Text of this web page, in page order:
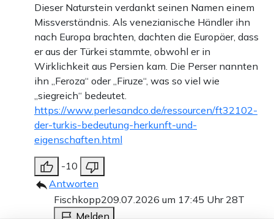
Dieser Naturstein verdankt seinen Namen einem
Missverständnis. Als venezianische Händler ihn
nach Europa brachten, dachten die Europäer, dass
er aus der Türkei stammte, obwohl er in
Wirklichkeit aus Persien kam. Die Perser nannten
ihn „Feroza“ oder „Firuze“, was so viel wie
„siegreich“ bedeutet.
https://www.perlesandco.de/ressourcen/ft32102-
der-turkis-bedeutung-herkunft-und-
eigenschaften.html
-10
Antworten
Fischkopp209.07.2026 um 17:45 Uhr 28T
Melden